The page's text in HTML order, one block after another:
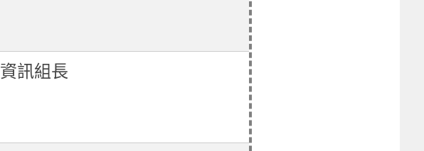
資訊組長